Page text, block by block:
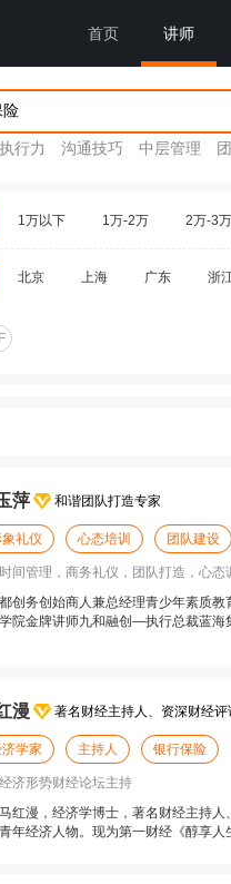
首页 讲师
执行力 沟通技巧 中层管理
1万以下 1万-2万 2万-3万
北京 上海 广东 浙
萍 和谐团队打造专家
礼仪 心态培训 团队建设
时间管理，商务礼仪，团队打造，心态调
都创务创始商人兼总经理青少年素质
学院金牌讲师九和融创—执行总裁蓝
漫 著名财经主持人、资深财经评
学家 主持人 银行保险
经济形势财经论坛主持
马红漫，经济学博士，著名财经主持
青年经济人物。现为第一财经《醇享人